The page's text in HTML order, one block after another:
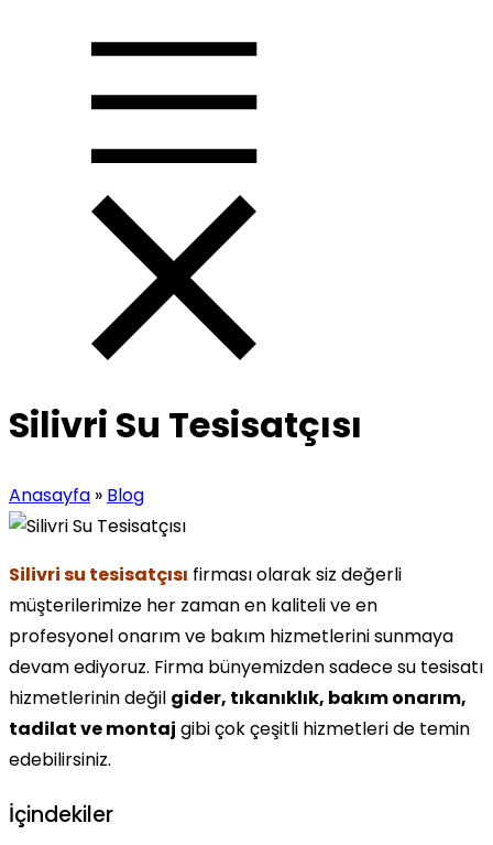
Silivri Su Tesisatçısı
Anasayfa » Blog
Silivri su tesisatçısı firması olarak siz değerli
müşterilerimize her zaman en kaliteli ve en
profesyonel onarım ve bakım hizmetlerini sunmaya
devam ediyoruz. Firma bünyemizden sadece su tesisatı
hizmetlerinin değil gider, tıkanıklık, bakım onarım,
tadilat ve montaj gibi çok çeşitli hizmetleri de temin
edebilirsiniz.
İçindekiler